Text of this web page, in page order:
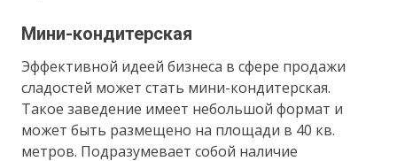
Мини-кондитерская
Эффективной идеей бизнеса в сфере продажи
сладостей может стать мини-кондитерская.
Такое заведение имеет небольшой формат и
может быть размещено на площади в 40 кв.
метров. Подразумевает собой наличие